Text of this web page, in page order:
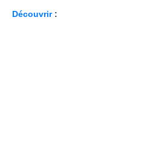
Découvrir: